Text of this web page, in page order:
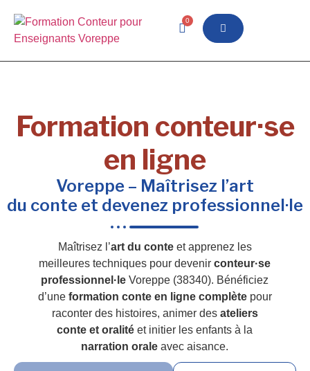
0
Formation conteur·se
en ligne
Voreppe – Maîtrisez l’art
du conte et devenez professionnel·le
Maîtrisez l’art du conteet apprenez les
meilleures techniques pour devenirconteur·se
professionnel·le Voreppe (38340). Bénéficiez
d’une formation conte en ligne complètepour
raconter des histoires, animer des ateliers
conte et oralité et initier les enfants à la
narration orale avec aisance.